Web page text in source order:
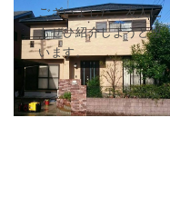
ございました。友人に
もぜひ紹介しようと思
います。